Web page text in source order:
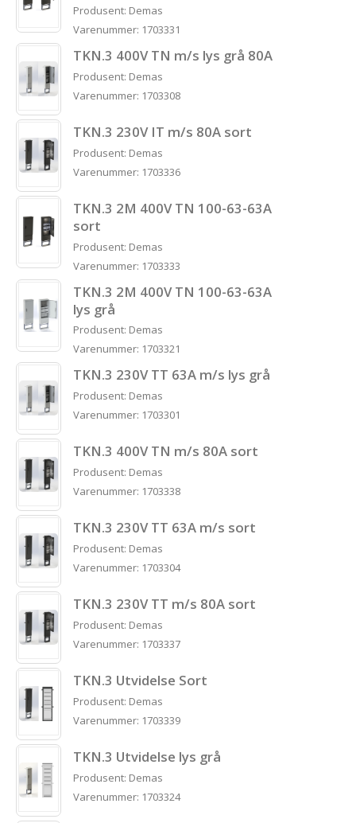
Produsent: Demas
Varenummer: 1703331
TKN.3 400V TN m/s lys grå 80A
Produsent: Demas
Varenummer: 1703308
TKN.3 230V IT m/s 80A sort
Produsent: Demas
Varenummer: 1703336
TKN.3 2M 400V TN 100-63-63A
sort
Produsent: Demas
Varenummer: 1703333
TKN.3 2M 400V TN 100-63-63A
lys grå
Produsent: Demas
Varenummer: 1703321
TKN.3 230V TT 63A m/s lys grå
Produsent: Demas
Varenummer: 1703301
TKN.3 400V TN m/s 80A sort
Produsent: Demas
Varenummer: 1703338
TKN.3 230V TT 63A m/s sort
Produsent: Demas
Varenummer: 1703304
TKN.3 230V TT m/s 80A sort
Produsent: Demas
Varenummer: 1703337
TKN.3 Utvidelse Sort
Produsent: Demas
Varenummer: 1703339
TKN.3 Utvidelse lys grå
Produsent: Demas
Varenummer: 1703324